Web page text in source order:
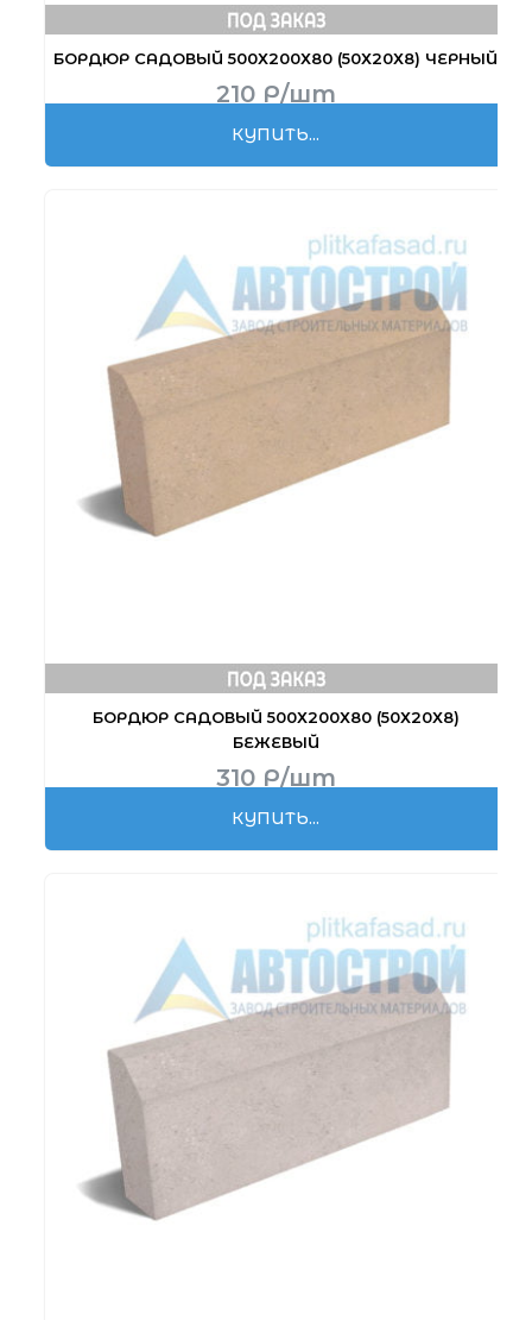
БОРДЮР САДОВЫЙ 500Х200Х80 (50Х20Х8) ЧЕРНЫЙ
210 Р/шт
КУПИТЬ...
БОРДЮР САДОВЫЙ 500Х200Х80 (50Х20Х8)
БЕЖЕВЫЙ
310 Р/шт
КУПИТЬ...